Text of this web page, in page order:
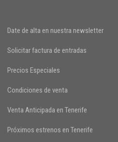
Date de alta en nuestra newsletter
Solicitar factura de entradas
Precios Especiales
Condiciones de venta
Venta Anticipada en Tenerife
Próximos estrenos en Tenerife